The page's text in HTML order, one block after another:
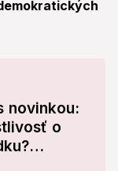
novinkou:
o